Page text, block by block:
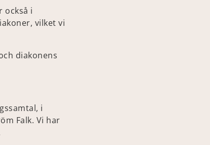
också i
vilket vi
diakonens
i
Falk. Vi har